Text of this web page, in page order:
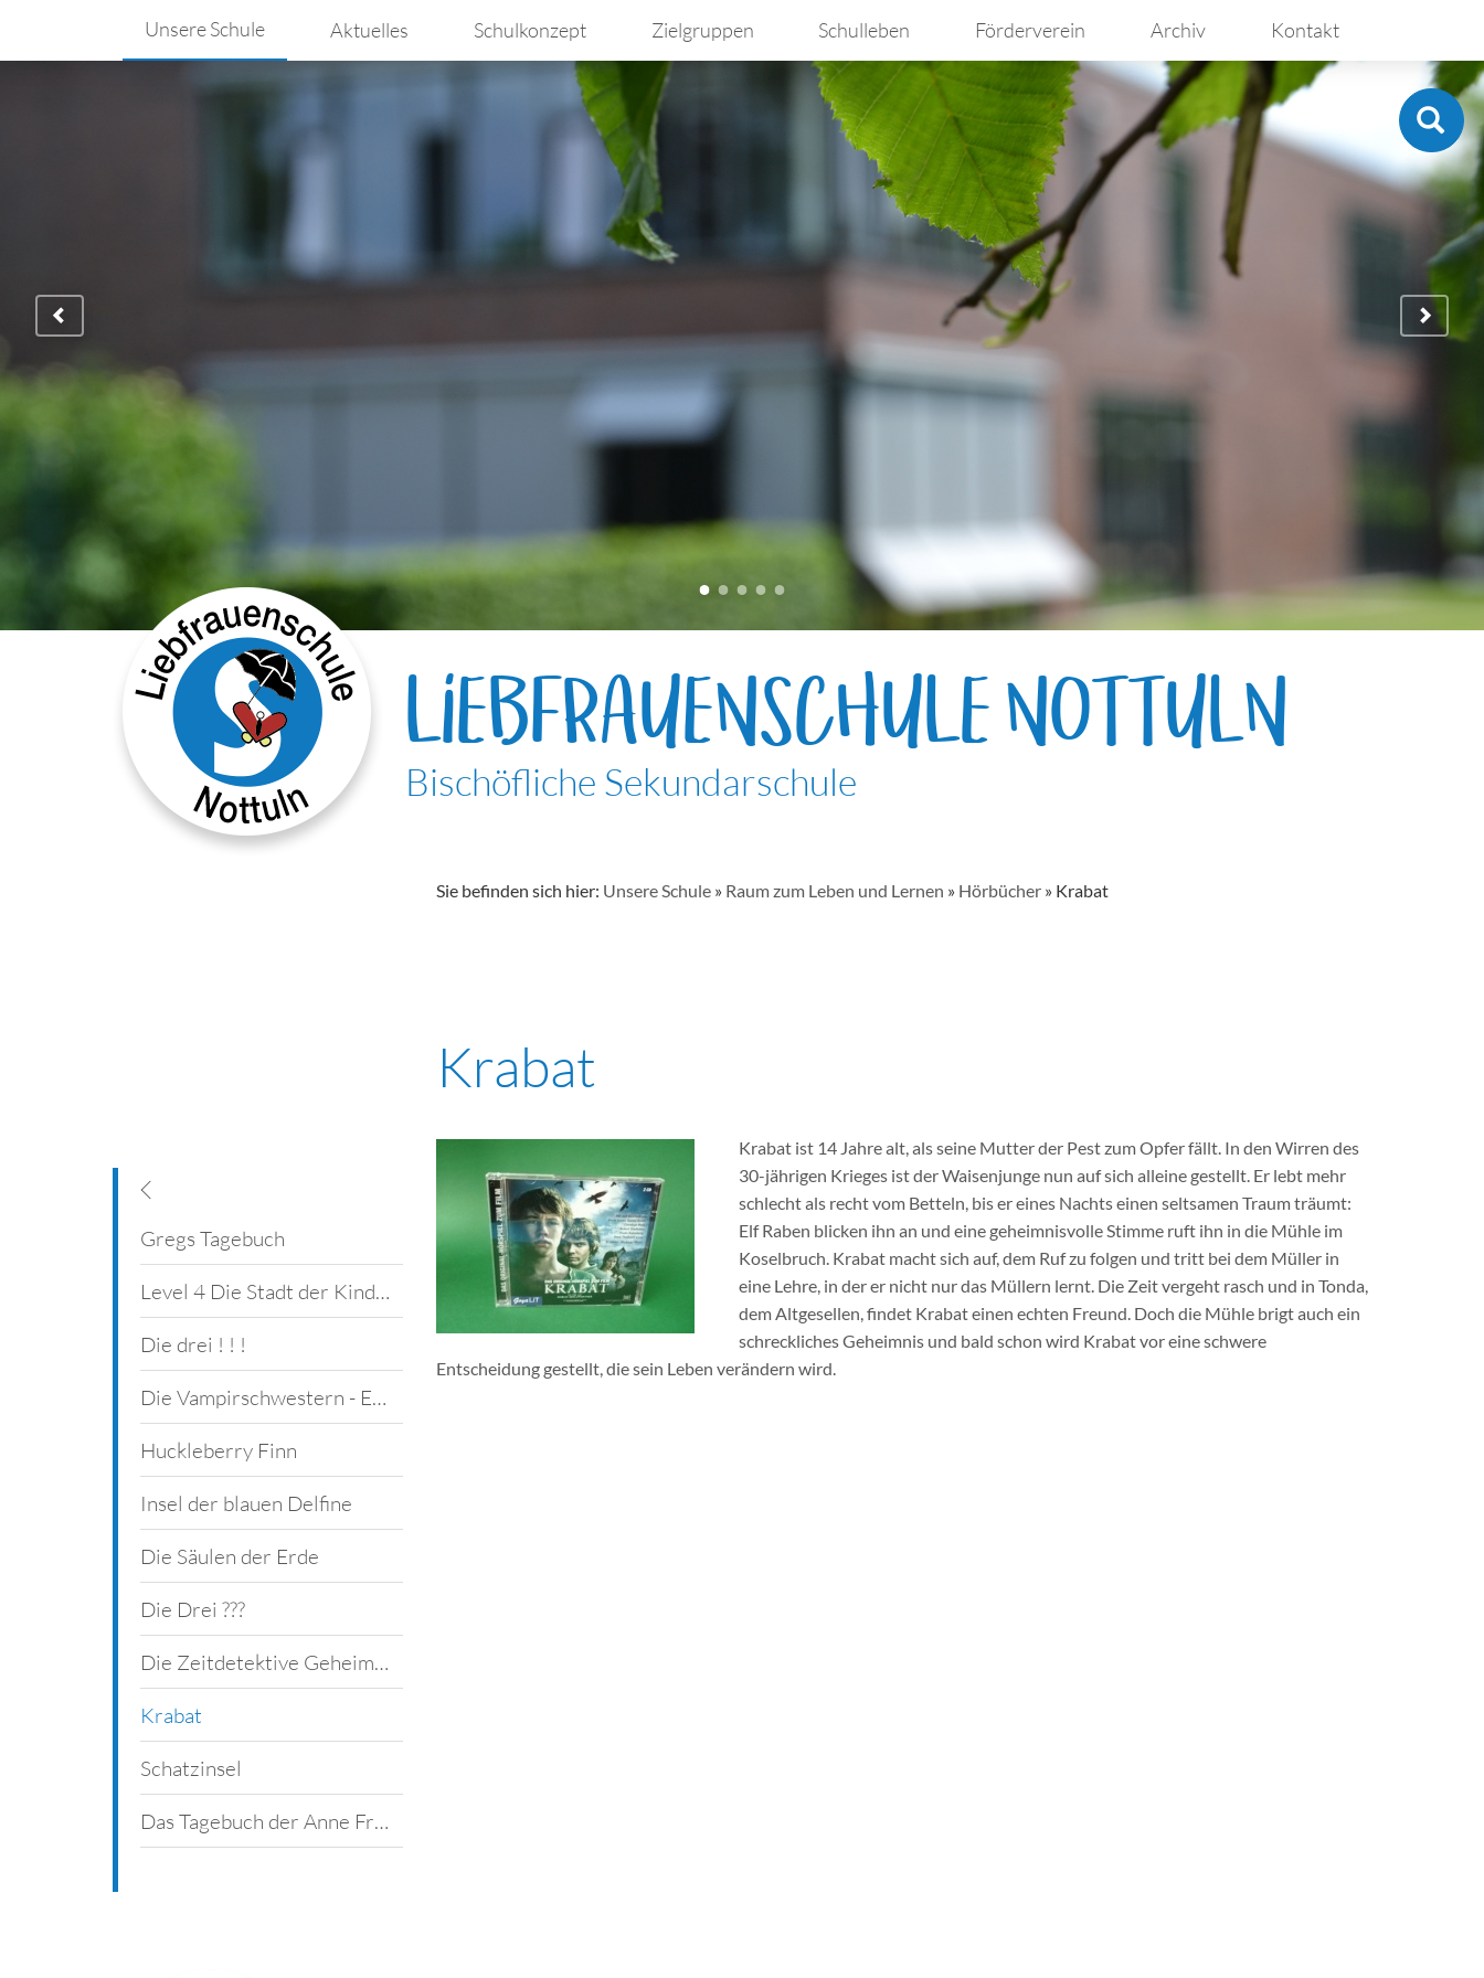
Unsere Schule Aktuelles Schulkonzept Zielgruppen Schulleben Förderverein Archiv Kontakt
LIEBFRAUENSCHULE NOTTULN
Bischöfliche Sekundarschule
Sie befinden sich hier: Unsere Schule» Raum zum Leben und Lernen » Hörbücher» Krabat
Klassenräume
Erweiterungsbau
Hauptgebäude
Gegen den Hunger
Lesen und Musizieren
Bibliothek
Hörbücher
Sport und Spiel
Gregs Tagebuch
Level 4 Die Stadt der Kinder
Die drei ! ! !
Die Vampirschwestern - Eine Freundin zum beißen
Huckleberry Finn
Insel der blauen Delfine
Die Säulen der Erde
Die Drei ???
Die Zeitdetektive Geheimnis um Tutanchamum
Krabat
Schatzinsel
Das Tagebuch der Anne Frank
Krabat
Krabat ist 14 Jahre alt, als seine Mutter der Pest zum Opfer fällt. In den Wirren des
30-jährigen Krieges ist der Waisenjunge nun auf sich alleine gestellt. Er lebt mehr
schlecht als recht vom Betteln, bis er eines Nachts einen seltsamen Traum träumt:
Elf Raben blicken ihn an und eine geheimnisvolle Stimme ruft ihn in die Mühle im
Koselbruch. Krabat macht sich auf, dem Ruf zu folgen und tritt bei dem Müller in
eine Lehre, in der er nicht nur das Müllern lernt. Die Zeit vergeht rasch und in Tonda,
dem Altgesellen, findet Krabat einen echten Freund. Doch die Mühle brigt auch ein
schreckliches Geheimnis und bald schon wird Krabat vor eine schwere
Entscheidung gestellt, die sein Leben verändern wird.